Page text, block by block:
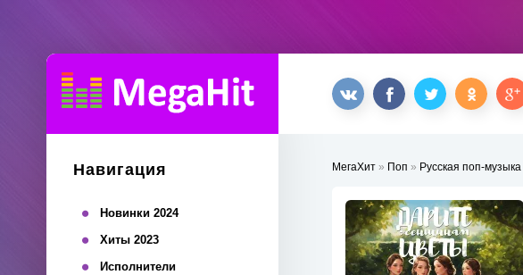
Навигация
Новинки 2024
Хиты 2023
Исполнители
МегаХит » Поп » Русская поп-музыка